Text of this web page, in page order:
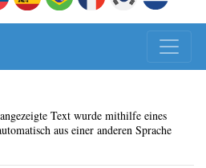
Text wurde mithilfe eines
aus einer anderen Sprache